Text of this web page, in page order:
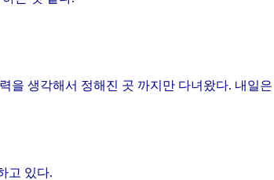
을 생각해서 정해진 곳 까지만 다녀왔다. 내일
고 있다.